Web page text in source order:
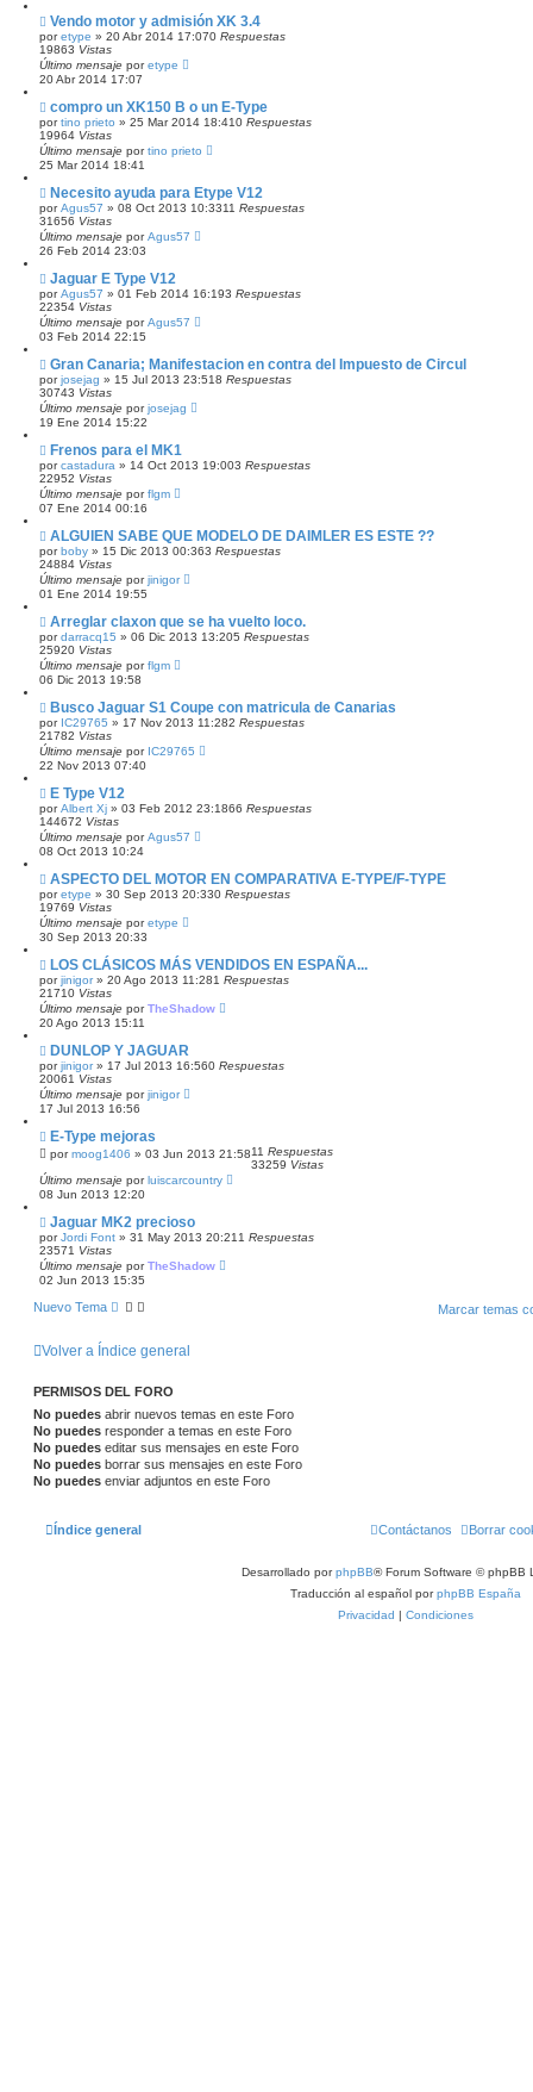
Vendo motor y admisión XK 3.4
poretype » 20 Abr 2014 17:070 Respuestas
19863 Vistas
Último mensaje poretype
20 Abr 2014 17:07
compro un XK150 B o un E-Type
portino prieto » 25 Mar 2014 18:410 Respuestas
19964 Vistas
Último mensaje portino prieto
25 Mar 2014 18:41
Necesito ayuda para Etype V12
porAgus57 » 08 Oct 2013 10:3311 Respuestas
31656 Vistas
Último mensaje porAgus57
26 Feb 2014 23:03
Jaguar E Type V12
porAgus57 » 01 Feb 2014 16:193 Respuestas
22354 Vistas
Último mensaje porAgus57
03 Feb 2014 22:15
Gran Canaria; Manifestacion en contra del Impuesto de Circul
porjosejag » 15 Jul 2013 23:518 Respuestas
30743 Vistas
Último mensaje porjosejag
19 Ene 2014 15:22
Frenos para el MK1
porcastadura » 14 Oct 2013 19:003 Respuestas
22952 Vistas
Último mensaje porflgm
07 Ene 2014 00:16
ALGUIEN SABE QUE MODELO DE DAIMLER ES ESTE ??
porboby » 15 Dic 2013 00:363 Respuestas
24884 Vistas
Último mensaje porjinigor
01 Ene 2014 19:55
Arreglar claxon que se ha vuelto loco.
pordarracq15 » 06 Dic 2013 13:205 Respuestas
25920 Vistas
Último mensaje porflgm
06 Dic 2013 19:58
Busco Jaguar S1 Coupe con matricula de Canarias
por IC29765 » 17 Nov 2013 11:282 Respuestas
21782 Vistas
Último mensaje por IC29765
22 Nov 2013 07:40
E Type V12
porAlbert Xj » 03 Feb 2012 23:1866 Respuestas
144672 Vistas
Último mensaje porAgus57
08 Oct 2013 10:24
ASPECTO DEL MOTOR EN COMPARATIVA E-TYPE/F-TYPE
poretype » 30 Sep 2013 20:330 Respuestas
19769 Vistas
Último mensaje poretype
30 Sep 2013 20:33
LOS CLÁSICOS MÁS VENDIDOS EN ESPAÑA...
porjinigor» 20 Ago 2013 11:281 Respuestas
21710 Vistas
Último mensaje porTheShadow
20 Ago 2013 15:11
DUNLOP Y JAGUAR
porjinigor» 17 Jul 2013 16:560 Respuestas
20061 Vistas
Último mensaje porjinigor
17 Jul 2013 16:56
E-Type mejoras
pormoog1406 » 03 Jun 2013 21:5811 Respuestas
33259 Vistas
Último mensaje porluiscarcountry
08 Jun 2013 12:20
Jaguar MK2 precioso
porJordi Font » 31 May 2013 20:21 1 Respuestas
23571 Vistas
Último mensaje porTheShadow
02 Jun 2013 15:35
Nuevo Tema Marcar temas
Volver a Índice general
PERMISOS DEL FORO
No puedes abrir nuevos temas en este Foro
No puedes responder a temas en este Foro
No puedes editar sus mensajes en este Foro
No puedes borrar sus mensajes en este Foro
No puedes enviar adjuntos en este Foro
Índice general Borrar
Contáctanos
Desarrollado porphpBB® Forum Software © phpBB
Traducción al español porphpBB España
Privacidad | Condiciones